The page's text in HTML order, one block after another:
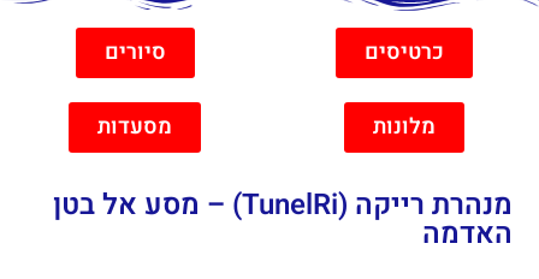
כרטיסים סיורים
מלונות מסעדות
מנהרת רייקה (TunelRi) – מסע אל בטן
האדמה